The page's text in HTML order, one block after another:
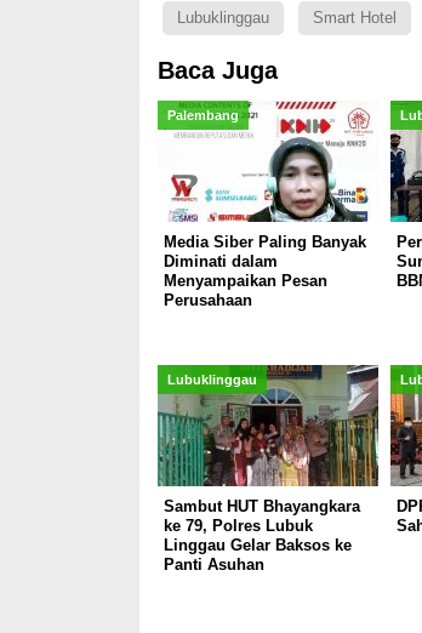
Lubuklinggau Smart Hotel
Baca Juga
Palembang
Media Siber Paling Banyak
Diminati dalam
Menyampaikan Pesan
Perusahaan
Lubuklinggau
Sambut HUT Bhayangkara
ke 79, Polres Lubuk
Linggau Gelar Baksos ke
Panti Asuhan